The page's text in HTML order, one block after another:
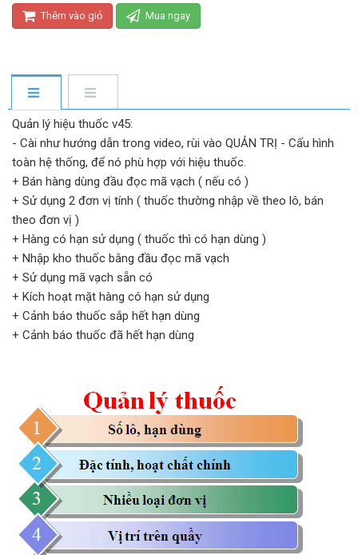
Thêm vào giỏ Mua ngay
Quản lý hiệu thuốc v45:
- Cài như hướng dẫn trong video, rùi vào QUẢN TRỊ - Cấu hình
toàn hệ thống, để nó phù hợp với hiệu thuốc.
+ Bán hàng dùng đầu đọc mã vạch ( nếu có )
+ Sử dụng 2 đơn vị tính ( thuốc thường nhập về theo lô, bán
theo đơn vị )
+ Hàng có hạn sử dụng ( thuốc thì có hạn dùng )
+ Nhập kho thuốc bằng đầu đọc mã vạch
+ Sử dụng mã vạch sẵn có
+ Kích hoạt mặt hàng có hạn sử dụng
+ Cảnh báo thuốc sắp hết hạn dùng
+ Cảnh báo thuốc đã hết hạn dùng